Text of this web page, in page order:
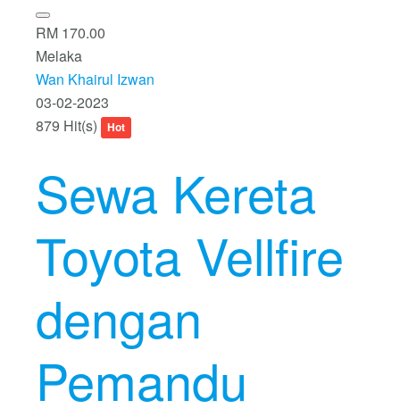
RM 170.00
Melaka
Wan Khairul Izwan
03-02-2023
879 Hit(s)
Hot
Sewa Kereta
Toyota Vellfire
dengan
Pemandu